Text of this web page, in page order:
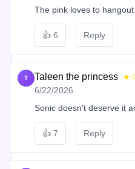
The pink loves to
👍 6 Reply
T Taleen the princess
6/22/2026
Sonic doesn't deserve it
👍 7 Reply